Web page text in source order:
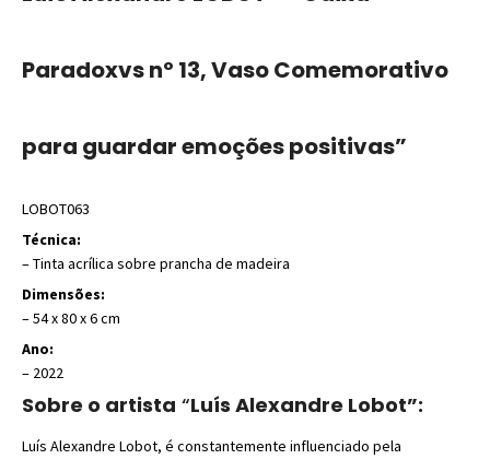
Paradoxvs nº 13, Vaso Comemorativo
para guardar emoções positivas”
LOBOT063
Técnica:
– Tinta acrílica sobre prancha de madeira
Dimensões:
– 54 x 80 x 6 cm
Ano:
– 2022
Sobre o artista “Luís Alexandre Lobot”:
Luís Alexandre Lobot, é constantemente influenciado pela